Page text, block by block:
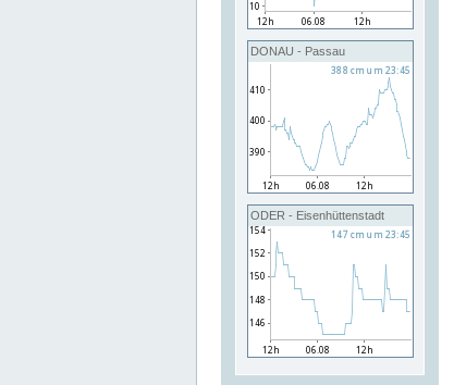
DONAU - Passau
ODER - Eisenhüttenstadt